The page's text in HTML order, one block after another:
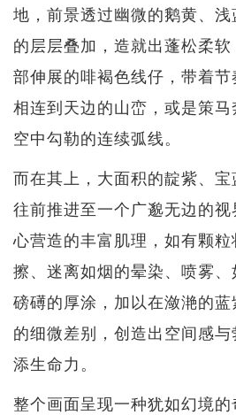
地，前景透过幽微的鹅黄、
的层层叠加，造就出蓬松柔
部伸展的啡褐色线仔，带着
相连到天边的山峦，或是策
空中勾勒的连续弧线。
而在其上，大面积的靛紫、
往前推进至一个广邈无边的
心营造的丰富肌理，如有颗
擦、迷离如烟的晕染、喷雾、
磅礡的厚涂，加以在潋滟的
的细微差别，创造出空间感
添生命力。
整个画面呈现一种犹如幻境